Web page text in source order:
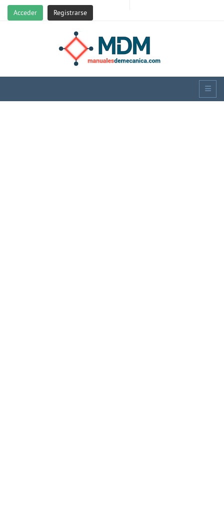
Acceder Registrarse